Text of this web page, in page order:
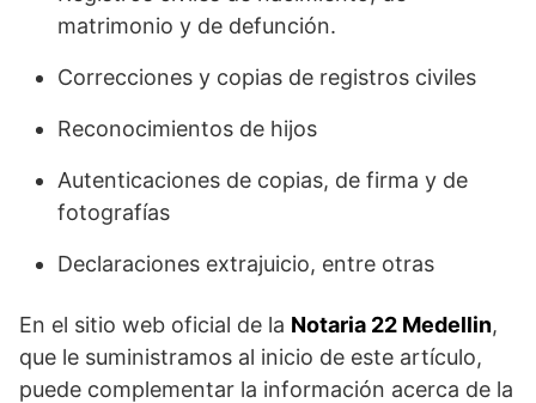
matrimonio y de defunción.
Correcciones y copias de registros civiles
Reconocimientos de hijos
Autenticaciones de copias, de firma y de
fotografías
Declaraciones extrajuicio, entre otras
En el sitio web oficial de la Notaria 22 Medellin,
que le suministramos al inicio de este artículo,
puede complementar la información acerca de la